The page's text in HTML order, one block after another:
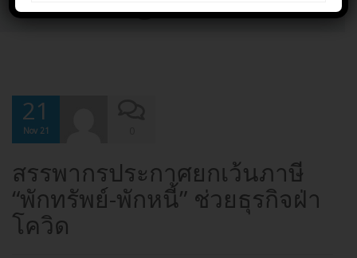
21
Nov 21
สรรพากรประกาศยกเว้นภาษี
“พักทรัพย์-พักหนี้” ช่วยธุรกิจฝ่า
โควิด